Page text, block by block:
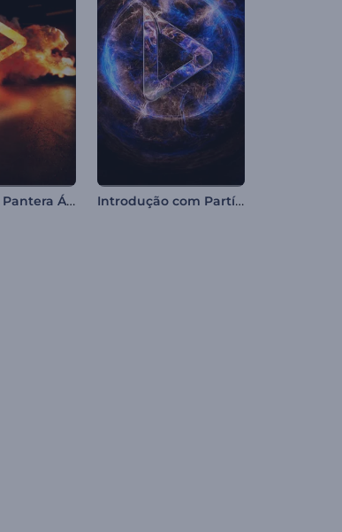
Introdução Pantera Ágil e Flamejante Introdução com Partículas de Chama Neon